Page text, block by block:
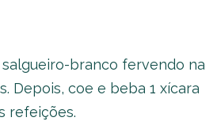
salgueiro-branco fervendo na
Depois, coe e beba 1 xícara
refeições.